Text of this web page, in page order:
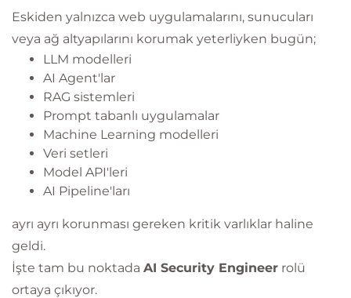
Eskiden yalnızca web uygulamalarını, sunucuları
veya ağ altyapılarını korumak yeterliyken bugün;
LLM modelleri
AI Agent'lar
RAG sistemleri
Prompt tabanlı uygulamalar
Machine Learning modelleri
Veri setleri
Model API'leri
AI Pipeline'ları
ayrı ayrı korunması gereken kritik varlıklar haline
geldi.
İşte tam bu noktada AI Security Engineer rolü
ortaya çıkıyor.